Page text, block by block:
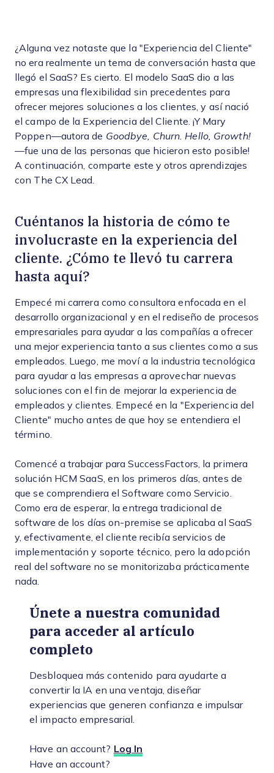
¿Alguna vez notaste que la "Experiencia del Cliente"
no era realmente un tema de conversación hasta que
llegó el SaaS? Es cierto. El modelo SaaS dio a las
empresas una flexibilidad sin precedentes para
ofrecer mejores soluciones a los clientes, y así nació
el campo de la Experiencia del Cliente. ¡Y Mary
Poppen—autora de Goodbye, Churn. Hello, Growth!
—fue una de las personas que hicieron esto posible!
A continuación, comparte este y otros aprendizajes
con The CX Lead.
Cuéntanos la historia de cómo te
involucraste en la experiencia del
cliente. ¿Cómo te llevó tu carrera
hasta aquí?
Empecé mi carrera como consultora enfocada en el
desarrollo organizacional y en el rediseño de procesos
empresariales para ayudar a las compañías a ofrecer
una mejor experiencia tanto a sus clientes como a sus
empleados. Luego, me moví a la industria tecnológica
para ayudar a las empresas a aprovechar nuevas
soluciones con el fin de mejorar la experiencia de
empleados y clientes. Empecé en la "Experiencia del
Cliente" mucho antes de que hoy se entendiera el
término.
Comencé a trabajar para SuccessFactors, la primera
solución HCM SaaS, en los primeros días, antes de
que se comprendiera el Software como Servicio.
Como era de esperar, la entrega tradicional de
software de los días on-premise se aplicaba al SaaS
y, efectivamente, el cliente recibía servicios de
implementación y soporte técnico, pero la adopción
real del software no se monitorizaba prácticamente
nada.
Únete a nuestra comunidad
para acceder al artículo
completo
Desbloquea más contenido para ayudarte a
convertir la IA en una ventaja, diseñar
experiencias que generen confianza e impulsar
el impacto empresarial.
Have an account? Log In
Have an account?